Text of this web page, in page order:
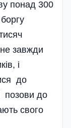
понад 300
завжди
і
до
позови до
свого